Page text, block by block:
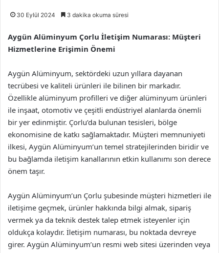
30 Eylül 2024 3 dakika okuma süresi
Aygün Alüminyum Çorlu İletişim Numarası: Müşteri
Hizmetlerine Erişimin Önemi
Aygün Alüminyum, sektördeki uzun yıllara dayanan
tecrübesi ve kaliteli ürünleri ile bilinen bir markadır.
Özellikle alüminyum profilleri ve diğer alüminyum ürünleri
ile inşaat, otomotiv ve çeşitli endüstriyel alanlarda önemli
bir yer edinmiştir. Çorlu’da bulunan tesisleri, bölge
ekonomisine de katkı sağlamaktadır. Müşteri memnuniyeti
ilkesi, Aygün Alüminyum’un temel stratejilerinden biridir ve
bu bağlamda iletişim kanallarının etkin kullanımı son derece
önem taşır.
Aygün Alüminyum’un Çorlu şubesinde müşteri hizmetleri ile
iletişime geçmek, ürünler hakkında bilgi almak, sipariş
vermek ya da teknik destek talep etmek isteyenler için
oldukça kolaydır. İletişim numarası, bu noktada devreye
girer. Aygün Alüminyum’un resmi web sitesi üzerinden veya